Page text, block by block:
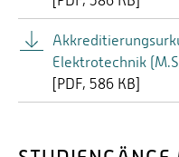
Elektrotechnik
PDF 586 KB]